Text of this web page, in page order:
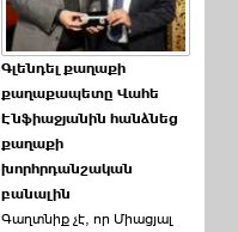
Գլենդել քաղաքի
քաղաքապետը Վահե
Էնֆիաջյանին հանձնեց
քաղաքի
խորհրդանշական
բանալին
Գաղտնիք չէ, որ Միացյալ